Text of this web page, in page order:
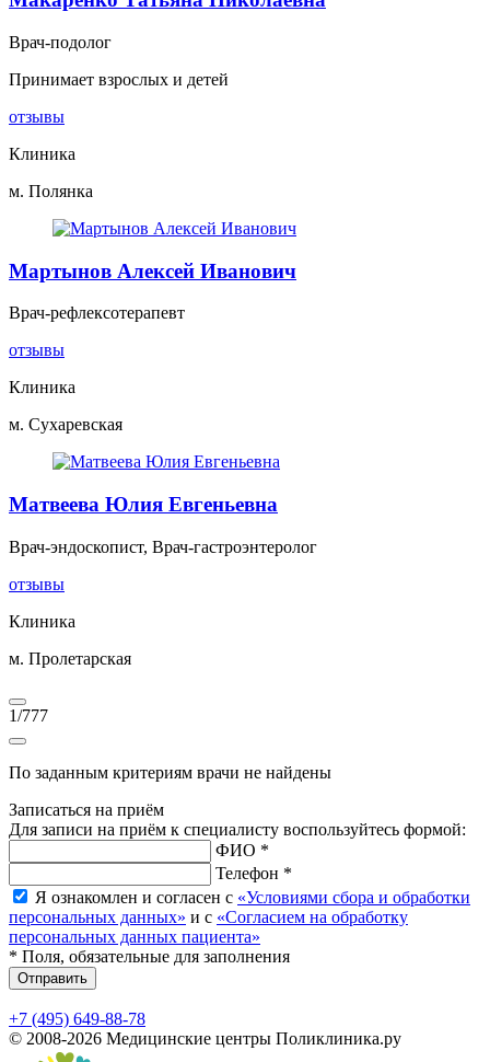
Врач-подолог
Принимает взрослых и детей
отзывы
Клиника
м. Полянка
Мартынов Алексей Иванович
Врач-рефлексотерапевт
отзывы
Клиника
м. Сухаревская
Матвеева Юлия Евгеньевна
Врач-эндоскопист, Врач-гастроэнтеролог
отзывы
Клиника
м. Пролетарская
1/777
По заданным критериям врачи не найдены
Записаться на приём
Для записи на приём к специалисту воспользуйтесь формой:
ФИО *
Телефон *
Я ознакомлен и согласен с «Условиями сбора и обработки
персональных данных» и с «Согласием на обработку
персональных данных пациента»
* Поля, обязательные для заполнения
Отправить
+7 (495) 649-88-78
© 2008-2026 Медицинские центры Поликлиника.ру